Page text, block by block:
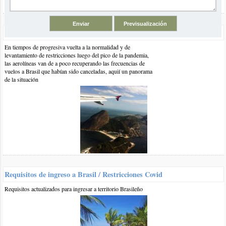
El artículo comentado está vinculado a las siguientes categorías y
etiquetas:
Farol de Santa Marta Playas del Sur de Brasil
Santa Catarina Playas de Brasil
Otros comentarios en artículo:
0 13-dic-2019::por:Javier
Me gustaria ir el 17 de febrero ahi desde Uruguay vos q me
reconmendas alquilar algo ahi p ya fijarme algo aca y
alquilarlo? Y la temperatura de agua como esta?
Vuelos a Brasil Post Pandemia
En tiempos de progresiva vuelta a la normalidad y de
levantamiento de restricciones luego del pico de la pandemia,
las aerolíneas van de a poco recuperando las frecuencias de
vuelos a Brasil que habían sido canceladas, aquií un panorama
de la situación
Requisitos de ingreso a Brasil / Restricciones Covid
Requisitos actualizados para ingresar a territorio Brasileño